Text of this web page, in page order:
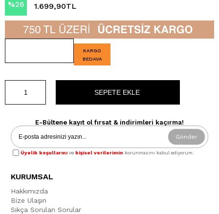
%26
İndirim
1.699,90TL
KARGO
BEDAVA
E-Bültene kayıt ol fırsat & indirimleri kaçırma!
Gönder
Üyelik koşullarını ve kişisel verilerimin korunmasını kabul ediyorum.
KURUMSAL
Hakkımızda
Bize Ulaşın
Sıkça Sorulan Sorular